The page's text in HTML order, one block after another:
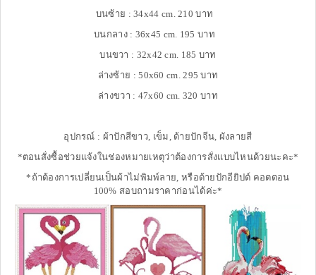
บนซ้าย : 34x44 cm. 210 บาท
บนกลาง : 36x45 cm. 195 บาท
บนขวา : 32x42 cm. 185 บาท
ล่างซ้าย : 50x60 cm. 295 บาท
ล่างขวา : 47x60 cm. 320 บาท
อุปกรณ์ : ผ้าปักสีขาว, เข็ม, ด้ายปักจีน, ผังลายสี
*ตอนสั่งซื้อช่วยแจ้งในช่องหมายเหตุว่าต้องการสั่งแบบไหนด้วยนะคะ*
*ถ้าต้องการเปลี่ยนเป็นผ้าไม่พิมพ์ลาย, หรือด้ายปักอียิปต์ คอตตอน
100% สอบถามราคาก่อนได้ค่ะ*